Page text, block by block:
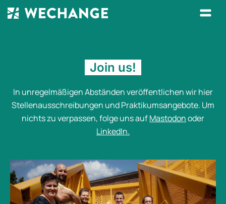
Join us!
In unregelmäßigen Abständen veröffentlichen wir hier
Stellenausschreibungen und Praktikumsangebote. Um
nichts zu verpassen, folge uns aufMastodonoder
LinkedIn.